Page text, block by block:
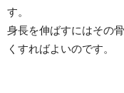
す。
身長を伸ばすにはその
くすればよいのです。